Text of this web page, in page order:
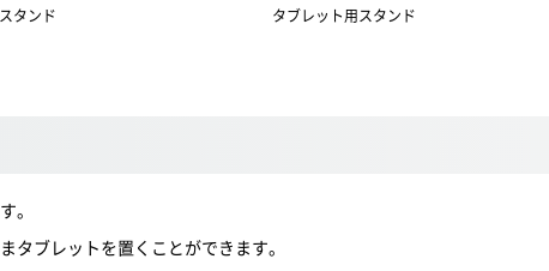
タンド
タブレット用スタンド
。
ブレットを置くことができます。